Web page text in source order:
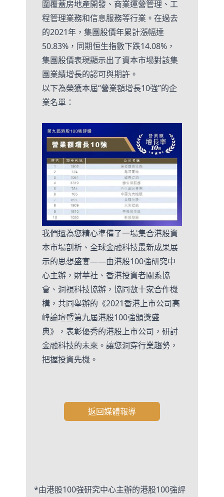
圍覆蓋房地產開發、商業運營管理、工
程管理業務和信息服務等行業。在過去
的2021年，集團股價年累計漲幅達
50.83%，同期恒生指數下跌14.08%，
集團股價表現顯示出了資本市場對該集
團業績增長的認可與期許。
以下為榮獲本屆“營業額增長10強”的企
業名單：
我們還為您精心準備了一場集合港股資
本市場剖析、全球金融科技最新成果展
示的思想盛宴——由港股100強研究中
心主辦，財華社、香港投資者關系協
會、洞視科技協辦，協同數十家合作機
構，共同舉辦的《2021香港上市公司高
峰論壇暨第九屆港股100強頒獎盛
典》，表彰優秀的港股上市公司，研討
金融科技的未來。讓您洞穿行業趨勢，
把握投資先機。
返回媒體報導
*由港股100強研究中心主辦的港股100強評